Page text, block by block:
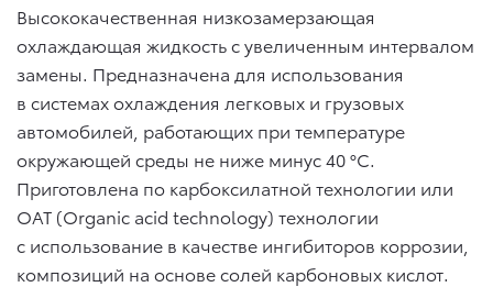
Высококачественная низкозамерзающая
охлаждающая жидкость с увеличенным интервалом
замены. Предназначена для использования
в системах охлаждения легковых и грузовых
автомобилей, работающих при температуре
окружающей среды не ниже минус 40 °C.
Приготовлена по карбоксилатной технологии или
ОАТ (Organic acid technology) технологии
с использование в качестве ингибиторов коррозии,
композиций на основе солей карбоновых кислот.